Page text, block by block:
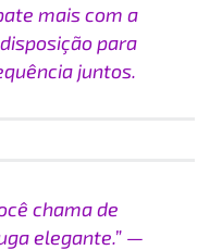
mais com a
para
juntos.
chama de
elegante.” —